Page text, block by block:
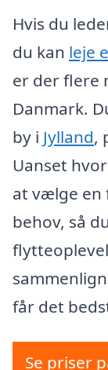
Hvis du
du kan leje
er der flere
Danmark.
by i Jylland,
Uanset
at vælge en
behov, så
får det
Se priser